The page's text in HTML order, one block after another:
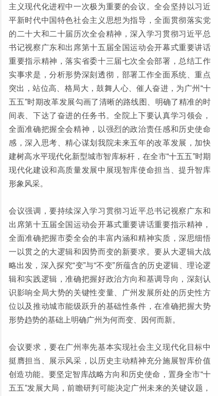
主义现代化进程中一次极为重要的会议。全会坚持以习近
平新时代中国特色社会主义思想为指导，全面贯彻落实党
的二十大和二十届历次全会精神，深入学习贯彻习近平总
书记视察广东和出席第十五届全国运动会开幕式重要讲话
重要指示精神，落实省委十三届七次全会部署，总结工作
实事求是，分析形势深刻透彻，部署工作全面系统、重点
突出，站位高、格局大，鼓舞人心、催人奋进，为广州“十
五五”时期改革发展勾画了清晰的路线图、明确了精准的时
间表、下达了奋进的任务书。全院上下要认真学习领会，
全面准确把握全会精神，以强烈的政治责任感和历史使命
感，深入思考、精心谋划我院未来五年的改革发展，加快
建树高水平现代化新型城市智库标杆，在全市“十五五”时期
现代化建设和高质量发展中展现智库使命担当、提升智库
形象风采。
会议强调，要持续深入学习贯彻习近平总书记视察广东和
出席第十五届全国运动会开幕式重要讲话重要指示精神，
全面准确把握市委全会的丰富内涵和精神实质，深思细悟
一以贯之的大逻辑和因势而变的新要求。要从大逻辑大战
略出发，深入探究“变”与“不变”所蕴含的历史逻辑、理论逻
辑和实践逻辑，准确把握好政治方向和基调导向，深刻认
识影响全局大势的关键性变量、广州发展所处的历史性方
位以及推动城市能级跃升的基础性条件，在准确把握大势
形势趋势的基础上明确广州为何而变、因何而新。
会议要求，要在广州率先基本实现社会主义现代化目标中
挺膺担当、展示风采，以历史主动精神充分施展智库价值
创造功能。要坚定智库战略方向和历史使命，置身全市“十
五五”发展大局，前瞻研判可能决定广州未来的关键议题，